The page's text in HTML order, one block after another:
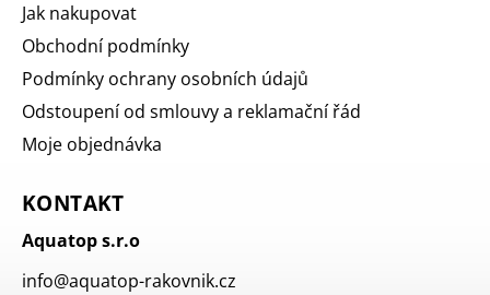
Jak nakupovat
Obchodní podmínky
Podmínky ochrany osobních údajů
Odstoupení od smlouvy a reklamační řád
Moje objednávka
KONTAKT
Aquatop s.r.o
info@aquatop-rakovnik.cz